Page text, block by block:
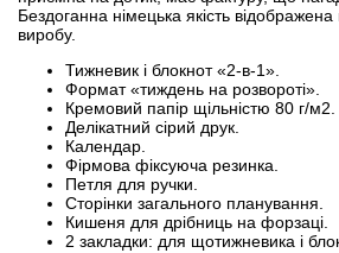
Бездоганна німецька якість відображена
виробу.
Тижневик і блокнот «2-в-1».
Формат «тиждень на розвороті».
Кремовий папір щільністю 80 г/м2.
Делікатний сірий друк.
Календар.
Фірмова фіксуюча резинка.
Петля для ручки.
Сторінки загального планування.
Кишеня для дрібниць на форзаці.
2 закладки: для щотижневика і